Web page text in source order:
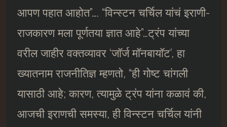
आपण पहात आहोत”…. “विन्स्टन चर्चिल यांचं इराणी-
राजकारण मला पूर्णतया ज्ञात आहे”…ट्रंप यांच्या
वरील जाहीर वक्तव्यावर ‘जाॅर्ज माॅनबायाॅट’, हा
ख्यातनाम राजनीतिज्ञ म्हणतो, “ही गोष्ट चांगली
यासाठी आहे; कारण, त्यामुळे ट्रंप यांना कळावं की,
आजची इराणची समस्या, ही विन्स्टन चर्चिल यांनी